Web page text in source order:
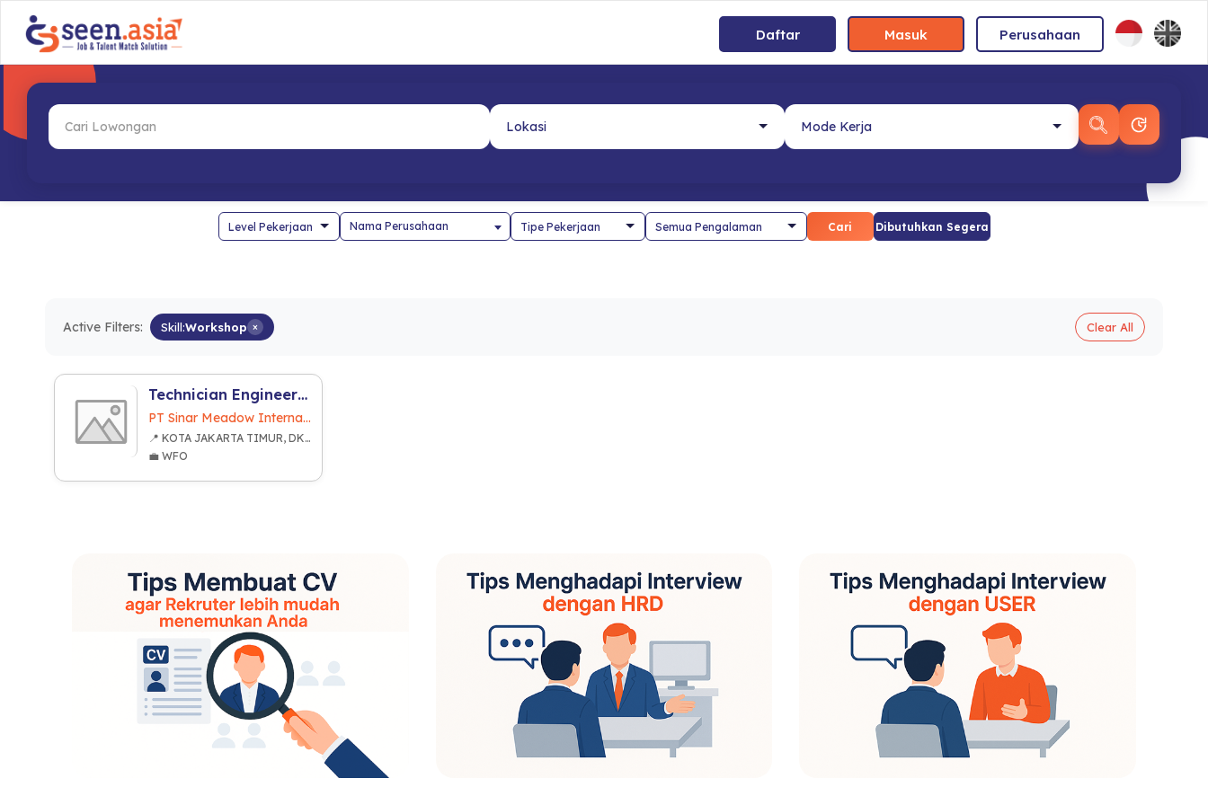
Daftar Masuk Perusahaan
Nama Perusahaan Cari Dibutuhkan Segera
Active Filters: Skill:Workshop × Clear All
Technician Engineering
PT Sinar Meadow International Indonesia
📍 KOTA JAKARTA TIMUR, DKI JAKARTA
💼 WFO